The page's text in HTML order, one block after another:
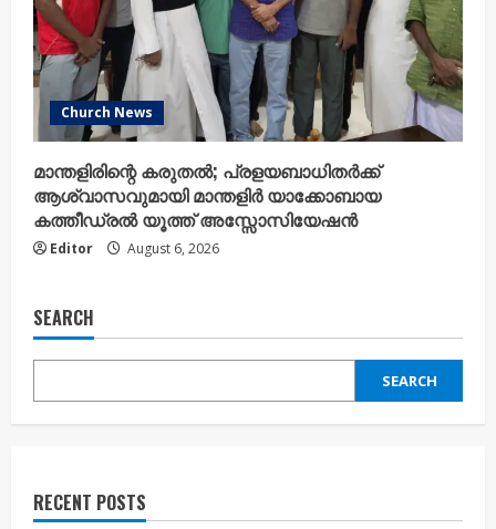
Church News
മാന്തളിരിന്റെ കരുതൽ; പ്രളയബാധിതർക്ക്
ആശ്വാസവുമായി മാന്തളിർ യാക്കോബായ
കത്തീഡ്രൽ യൂത്ത് അസ്സോസിയേഷൻ
Editor August 6, 2026
SEARCH
SEARCH
RECENT POSTS